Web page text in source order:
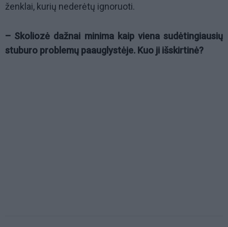
ženklai, kurių nederėtų ignoruoti.
– Skoliozė dažnai minima kaip viena sudėtingiausių
stuburo problemų paauglystėje. Kuo ji išskirtinė?